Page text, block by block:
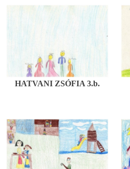
HATVANI ZSÓFIA 3.b.